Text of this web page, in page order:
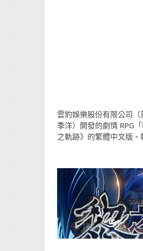
雲豹娛樂股份有限公司
季洋）開發的劇情 RPG
之軌跡》的繁體中文版